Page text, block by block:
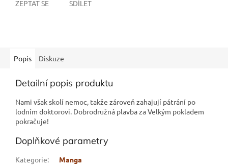
ZEPTAT SE SDÍLET
Popis Diskuze
Detailní popis produktu
Nami však skolí nemoc, takže zároveň zahajují pátrání po
lodním doktorovi. Dobrodružná plavba za Velkým pokladem
pokračuje!
Doplňkové parametry
Kategorie:
Manga